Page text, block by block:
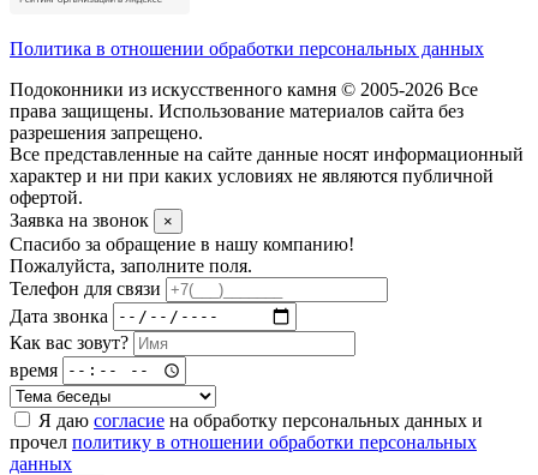
Политика в отношении обработки персональных данных
Подоконники из искусственного камня © 2005-2026 Все
права защищены. Использование материалов сайта без
разрешения запрещено.
Все представленные на сайте данные носят информационный
характер и ни при каких условиях не являются публичной
офертой.
Заявка на звонок
×
Спасибо за обращение в нашу компанию!
Пожалуйста, заполните поля.
Телефон для связи
Дата звонка
Как вас зовут?
время
Я даю согласие на обработку персональных данных и
прочел политику в отношении обработки персональных
данных